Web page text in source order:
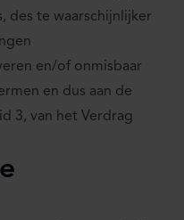
des te waarschijnlijker
en/of onmisbaar
en dus aan de
3, van het Verdrag